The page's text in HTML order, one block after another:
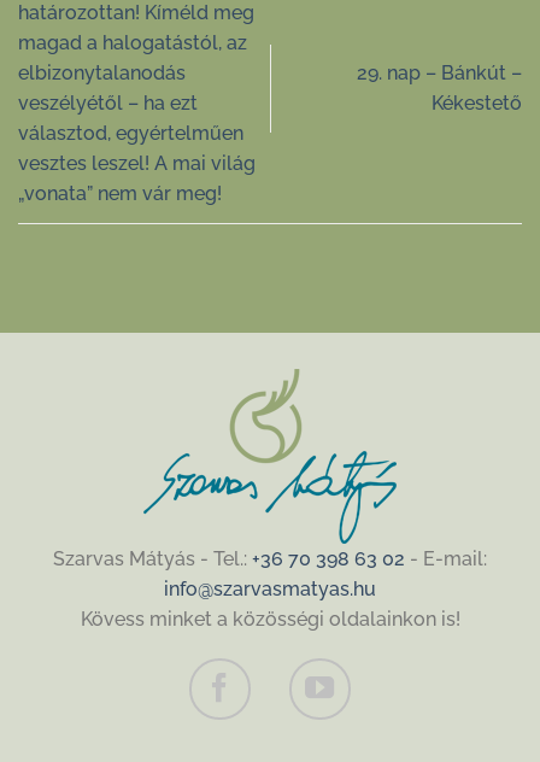
határozottan! Kíméld meg
magad a halogatástól, az
elbizonytalanodás
veszélyétől – ha ezt
választod, egyértelműen
vesztes leszel! A mai világ
„vonata” nem vár meg!
29. nap – Bánkút –
Kékestető
Szarvas Mátyás - Tel.: +36 70 398 63 02 - E-mail:
info@szarvasmatyas.hu
Kövess minket a közösségi oldalainkon is!